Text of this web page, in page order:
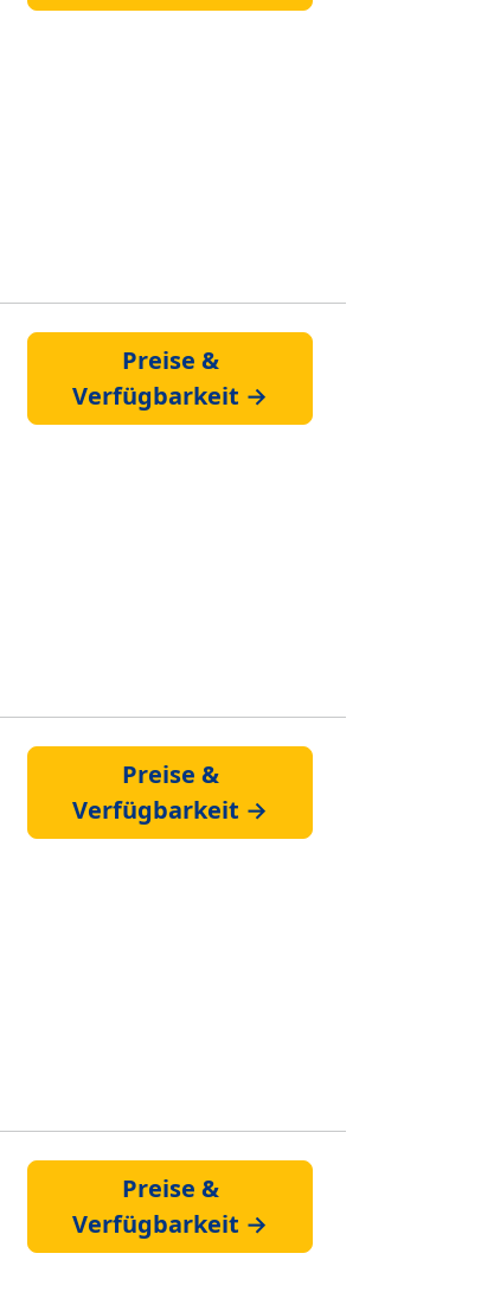
Preise &
Verfügbarkeit →
Preise &
Verfügbarkeit →
Preise &
Verfügbarkeit →